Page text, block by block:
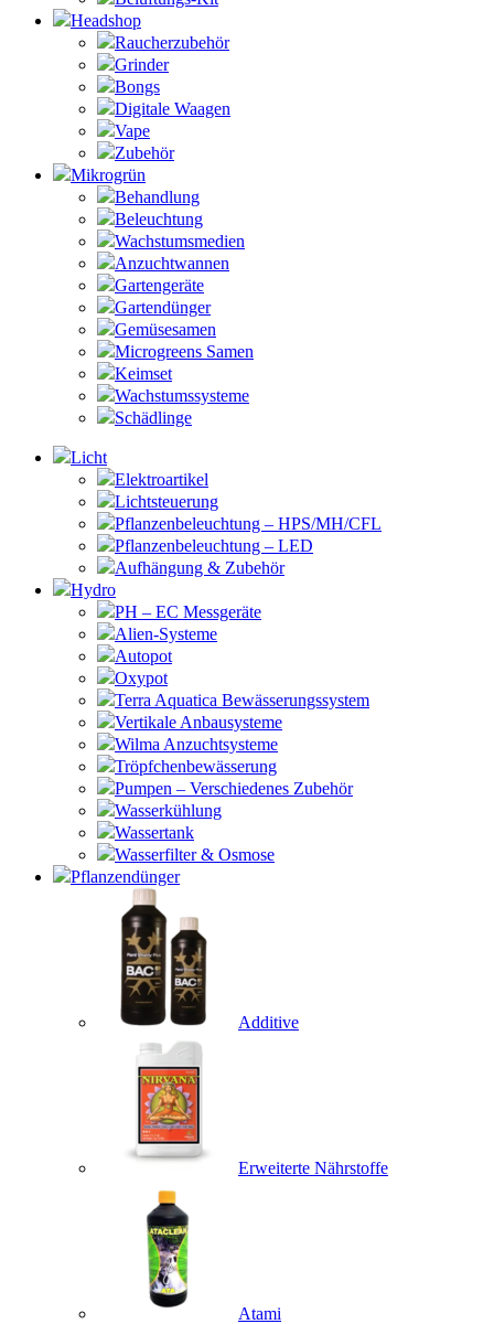
Headshop
Raucherzubehör
Grinder
Bongs
Digitale Waagen
Vape
Zubehör
Mikrogrün
Behandlung
Beleuchtung
Wachstumsmedien
Anzuchtwannen
Gartengeräte
Gartendünger
Gemüsesamen
Microgreens Samen
Keimset
Wachstumssysteme
Schädlinge
Licht
Elektroartikel
Lichtsteuerung
Pflanzenbeleuchtung – HPS/MH/CFL
Pflanzenbeleuchtung – LED
Aufhängung & Zubehör
Hydro
PH – EC Messgeräte
Alien-Systeme
Autopot
Oxypot
Terra Aquatica Bewässerungssystem
Vertikale Anbausysteme
Wilma Anzuchtsysteme
Tröpfchenbewässerung
Pumpen – Verschiedenes Zubehör
Wasserkühlung
Wassertank
Wasserfilter & Osmose
Pflanzendünger
Additive
Erweiterte Nährstoffe
Atami